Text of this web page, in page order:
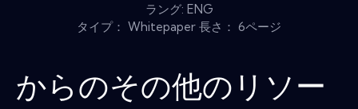
ラング: ENG
タイプ： Whitepaper 長さ： 6ページ
からのその他のリソー